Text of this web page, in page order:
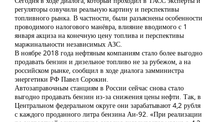
регуляторы озвучили реальную картину и перспективы
топливного рынка. В частности, были разъяснены особенности
проводимого налогового манёвра, влияние вводимого с 1
января акциза на конечную цену топлива и перспективы
маржинальности независимых АЗС.
В ноябре 2018 года нефтяным компаниям стало более выгодно
продавать бензин и дизельное топливо не за рубежом, а на
российском рынке, сообщил в ходе диалога замминистра
энергетики РФ Павел Сорокин.
Автозаправочным станциям в России сейчас снова стало
выгодно продавать бензин из-за снижения цены нефти. Так, в
Центральном федеральном округе они зарабатывают 4,2 рубля
с каждого проданного литра бензина Аи-92. «При реализации